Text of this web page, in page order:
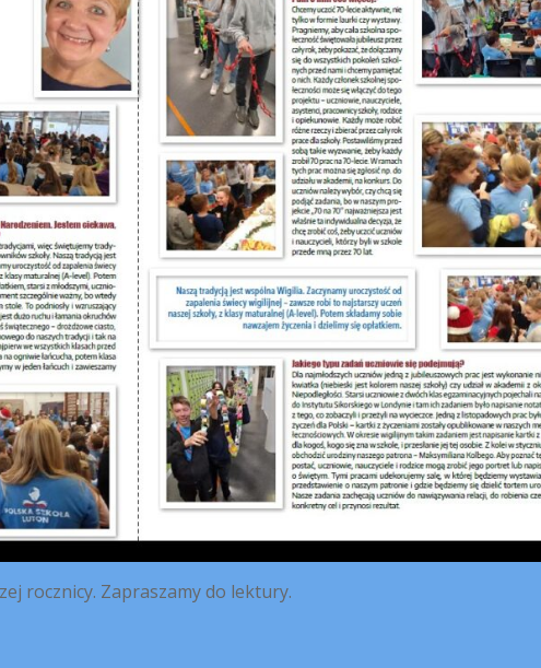
rocznicy. Zapraszamy do lektury.